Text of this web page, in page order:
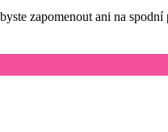
zapomenout ani na